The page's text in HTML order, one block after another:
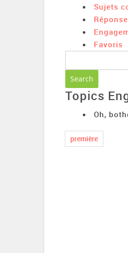
Sujets
Favoris
Topics
Oh,
première